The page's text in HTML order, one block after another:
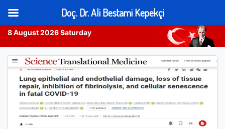
8 August 2026 Saturday
content
Doç. Dr. Ali Bestami Kepekçi